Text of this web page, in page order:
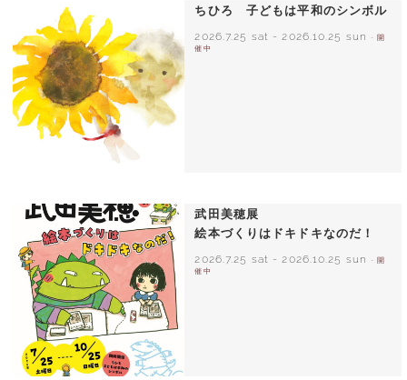
ちひろ 子どもは平和のシンボル
2026.7.25 sat -2026.10.25 sun
- 開
催中
武田美穂展
絵本づくりはドキドキなのだ！
2026.7.25 sat -2026.10.25 sun
- 開
催中